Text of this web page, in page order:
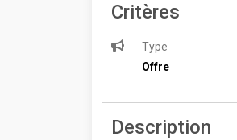
Critères
Type
Offre
Description